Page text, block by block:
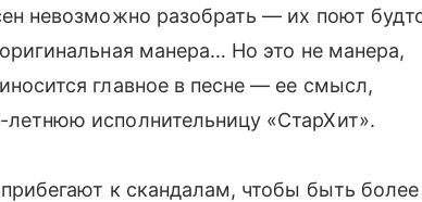
невозможно разобрать — их поют
манера… Но это не манера,
главное в песне — ее смысл,
исполнительницу «СтарХит».
к скандалам, чтобы быть более